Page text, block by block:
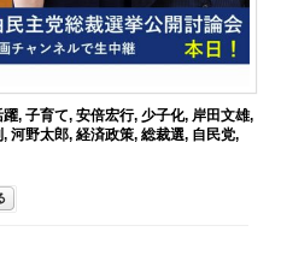
躍, 子育て, 安倍宏行, 少子化, 岸田文雄,
,河野太郎,経済政策,総裁選, 自民党,